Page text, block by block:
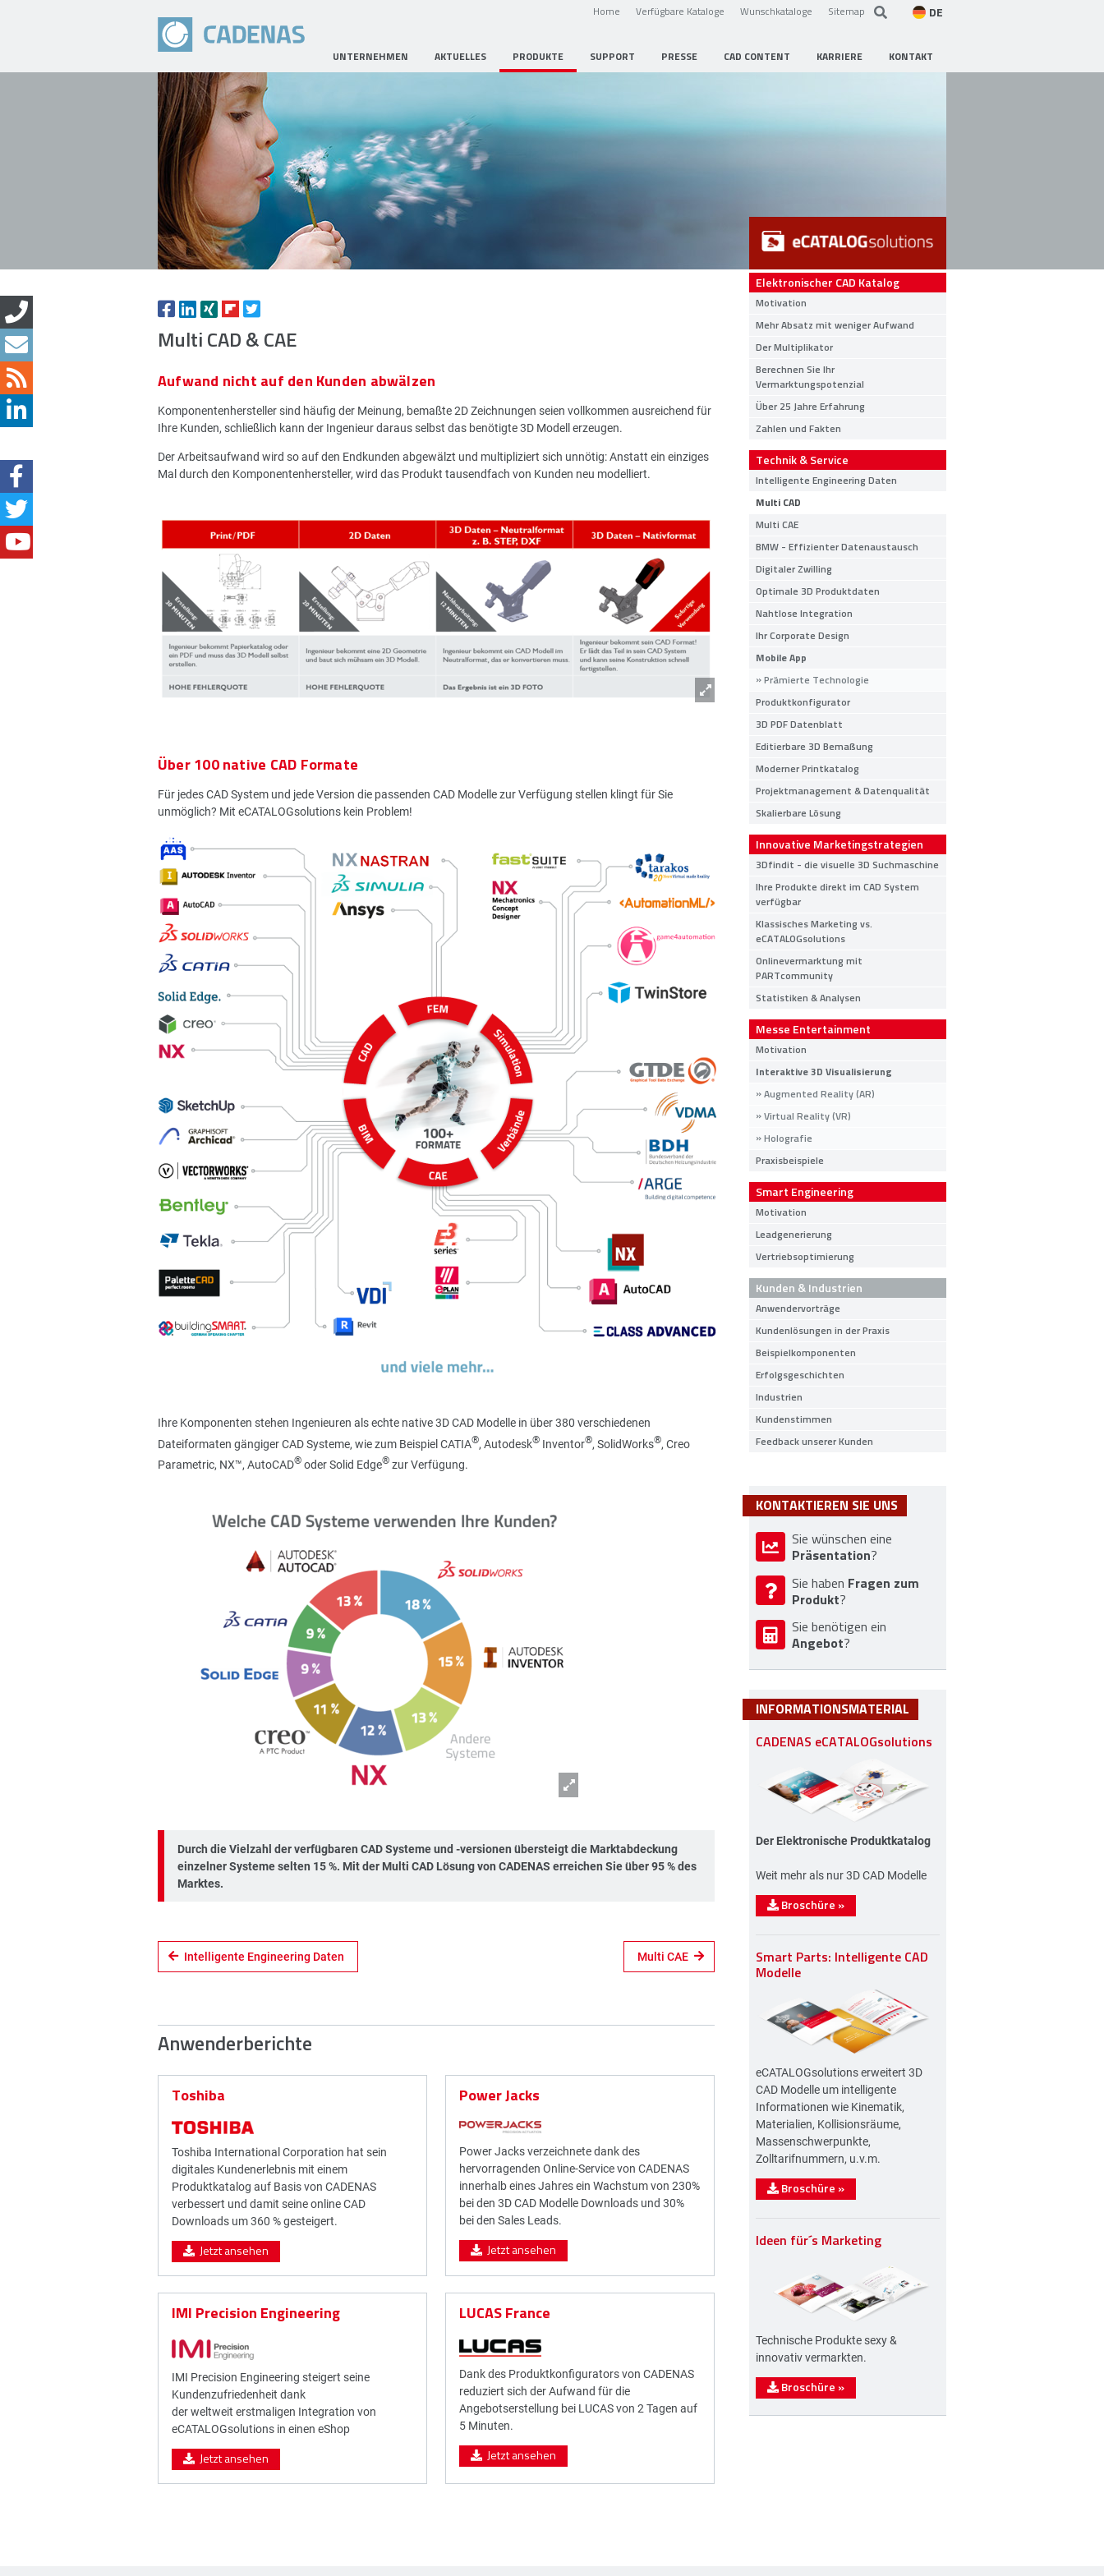
Home Verfügbare Kataloge Wunschkataloge Sitemap DE
UNTERNEHMEN AKTUELLES PRODUKTE SUPPORT PRESSE CAD CONTENT KARRIERE KONTAKT
Multi CAD & CAE
Aufwand nicht auf den Kunden abwälzen
Komponentenhersteller sind häufig der Meinung, bemaßte 2D Zeichnungen seien vollkommen ausreichend für
Ihre Kunden, schließlich kann der Ingenieur daraus selbst das benötigte 3D Modell erzeugen.
Der Arbeitsaufwand wird so auf den Endkunden abgewälzt und multipliziert sich unnötig: Anstatt ein einziges
Mal durch den Komponentenhersteller, wird das Produkt tausendfach von Kunden neu modelliert.
Über 100 native CAD Formate
Für jedes CAD System und jede Version die passenden CAD Modelle zur Verfügung stellen klingt für Sie
unmöglich? Mit eCATALOGsolutions kein Problem!
Ihre Komponenten stehen Ingenieuren als echte native 3D CAD Modelle in über 380 verschiedenen
Dateiformaten gängiger CAD Systeme, wie zum Beispiel CATIA®, Autodesk® Inventor®, SolidWorks®, Creo
Parametric, NX™, AutoCAD® oder Solid Edge® zur Verfügung.
Durch die Vielzahl der verfügbaren CAD Systeme und -versionen übersteigt die Marktabdeckung
einzelner Systeme selten 15 %. Mit der Multi CAD Lösung von CADENAS erreichen Sie über 95 % des
Marktes.
Intelligente Engineering Daten Multi CAE
Anwenderberichte
Toshiba
Toshiba International Corporation hat sein
digitales Kundenerlebnis mit einem
Produktkatalog auf Basis von CADENAS
verbessert und damit seine online CAD
Downloads um 360 % gesteigert.
Jetzt ansehen
Power Jacks
Power Jacks verzeichnete dank des
hervorragenden Online-Service von CADENAS
innerhalb eines Jahres ein Wachstum von 230%
bei den 3D CAD Modelle Downloads und 30%
bei den Sales Leads.
Jetzt ansehen
IMI Precision Engineering
IMI Precision Engineering steigert seine
Kundenzufriedenheit dank
der weltweit erstmaligen Integration von
eCATALOGsolutions in einen eShop
Jetzt ansehen
LUCAS France
Dank des Produktkonfigurators von CADENAS
reduziert sich der Aufwand für die
Angebotserstellung bei LUCAS von 2 Tagen auf
5 Minuten.
Jetzt ansehen
Elektronischer CAD Katalog
Motivation
Mehr Absatz mit weniger Aufwand
Der Multiplikator
Berechnen Sie Ihr
Vermarktungspotenzial
Über 25 Jahre Erfahrung
Zahlen und Fakten
Technik & Service
Intelligente Engineering Daten
Multi CAD
Multi CAE
BMW - Effizienter Datenaustausch
Digitaler Zwilling
Optimale 3D Produktdaten
Nahtlose Integration
Ihr Corporate Design
Mobile App
Prämierte Technologie
Produktkonfigurator
3D PDF Datenblatt
Editierbare 3D Bemaßung
Moderner Printkatalog
Projektmanagement & Datenqualität
Skalierbare Lösung
Innovative Marketingstrategien
3Dfindit - die visuelle 3D Suchmaschine
Ihre Produkte direkt im CAD System
verfügbar
Klassisches Marketing vs.
eCATALOGsolutions
Onlinevermarktung mit
PARTcommunity
Statistiken & Analysen
Messe Entertainment
Motivation
Interaktive 3D Visualisierung
Augmented Reality (AR)
Virtual Reality (VR)
Holografie
Praxisbeispiele
Smart Engineering
Motivation
Leadgenerierung
Vertriebsoptimierung
Kunden & Industrien
Anwendervorträge
Kundenlösungen in der Praxis
Beispielkomponenten
Erfolgsgeschichten
Industrien
Kundenstimmen
Feedback unserer Kunden
KONTAKTIEREN SIE UNS
Sie wünschen eine
Präsentation?
Sie haben Fragen zum
Produkt?
Sie benötigen ein
Angebot?
INFORMATIONSMATERIAL
CADENAS eCATALOGsolutions
Der Elektronische Produktkatalog
Weit mehr als nur 3D CAD Modelle
Broschüre »
Smart Parts: Intelligente CAD
Modelle
eCATALOGsolutions erweitert 3D
CAD Modelle um intelligente
Informationen wie Kinematik,
Materialien, Kollisionsräume,
Massenschwerpunkte,
Zolltarifnummern, u.v.m.
Broschüre »
Ideen für´s Marketing
Technische Produkte sexy &
innovativ vermarkten.
Broschüre »